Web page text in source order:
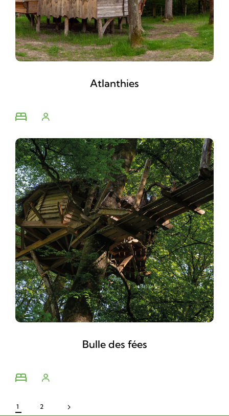
Atlanthies
Bulle des fées
1 2